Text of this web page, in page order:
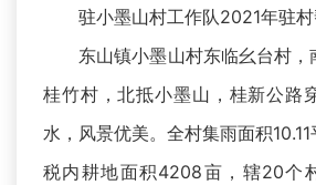
驻小墨山村工作队2021年驻
东山镇小墨山村东临幺台村
桂竹村，北抵小墨山，桂新公路
水，风景优美。全村集雨面积
税内耕地面积4208亩，辖20个